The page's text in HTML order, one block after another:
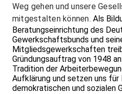
Weg gehen und unsere
mitgestalten können. Als
Beratungseinrichtung des
Gewerkschaftsbunds und
Mitgliedsgewerkschaften
Gründungsauftrag von 1948
Tradition der
Aufklärung und setzen uns
demokratischen und sozialen